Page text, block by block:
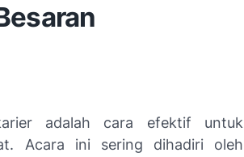
adalah cara efektif untuk
Acara ini sering dihadiri oleh